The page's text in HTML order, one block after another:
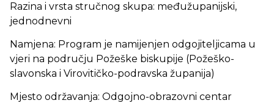
Razina i vrsta stručnog skupa: međužupanijski,
jednodnevni
Namjena: Program je namijenjen odgojiteljicama u
vjeri na području Požeške biskupije (Požeško-
slavonska i Virovitičko-podravska županija)
Mjesto održavanja: Odgojno-obrazovni centar